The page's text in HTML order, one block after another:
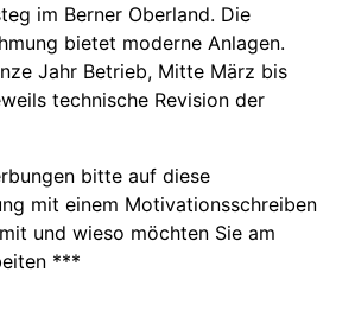
im Berner Oberland. Die
bietet moderne Anlagen.
Jahr Betrieb, Mitte März bis
technische Revision der
bitte auf diese
mit einem Motivationsschreiben
und wieso möchten Sie am
***